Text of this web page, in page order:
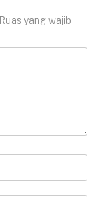
Ruas yang wajib